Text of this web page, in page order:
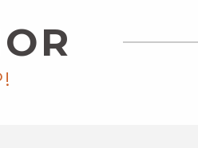
LEES MEER OVER